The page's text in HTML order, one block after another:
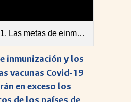
y los precios de las vacunas COVID-19.pdf
inmunización y los
vacunas Covid-19
en exceso los